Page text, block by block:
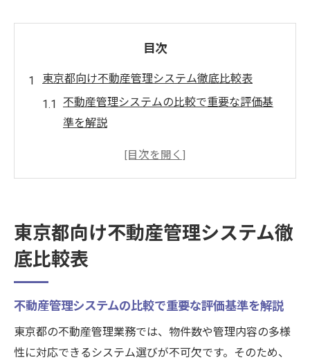
目次
東京都向け不動産管理システム徹底比較表
不動産管理システムの比較で重要な評価基
準を解説
賃貸管理システムランキングの活用と選定
大家向け不動産管理システムの比較表の見
方
性
業務フローに合う賃貸管理システムの選び方
自社業務に最適な不動産管理システム選定
東京都向け不動産管理システム徹
底比較表
不動産管理システムの比較で重要な評価基準を解説
東京都の不動産管理業務では、物件数や管理内容の多様
性に対応できるシステム選びが不可欠です。そのため、